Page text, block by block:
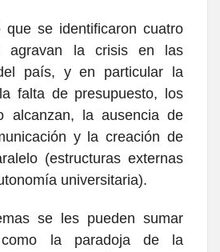
que se identificaron cuatro
agravan la crisis en las
país, y en particular la
falta de presupuesto, los
alcanzan, la ausencia de
y la creación de
(estructuras externas
universitaria).
se les pueden sumar
la paradoja de la